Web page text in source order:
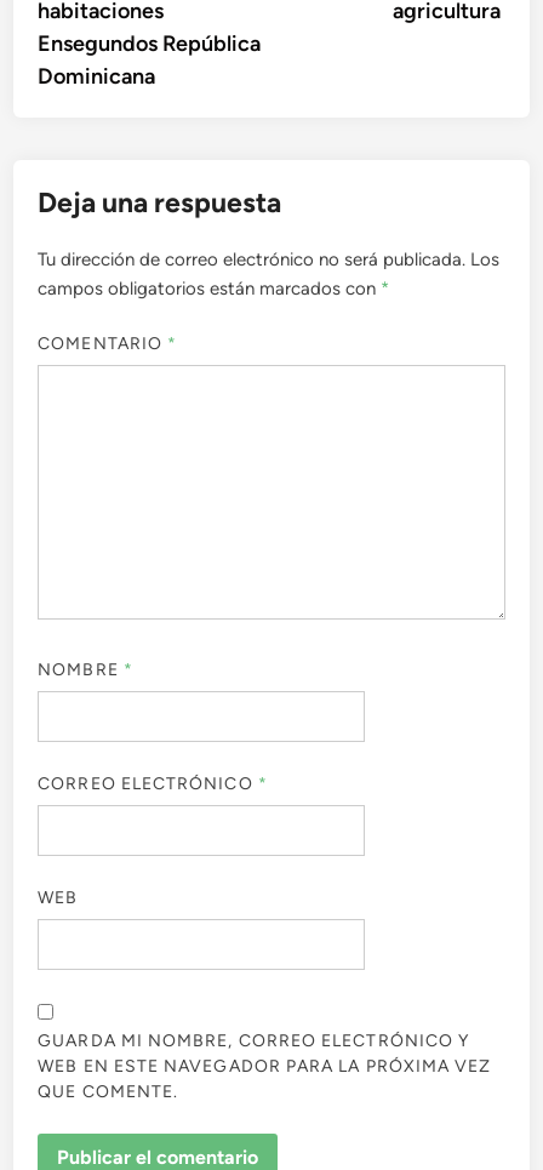
habitaciones
Ensegundos República
Dominicana
agricultura
Deja una respuesta
Tu dirección de correo electrónico no será publicada. Los
campos obligatorios están marcados con *
COMENTARIO *
NOMBRE *
CORREO ELECTRÓNICO *
WEB
GUARDA MI NOMBRE, CORREO ELECTRÓNICO Y
WEB EN ESTE NAVEGADOR PARA LA PRÓXIMA VEZ
QUE COMENTE.